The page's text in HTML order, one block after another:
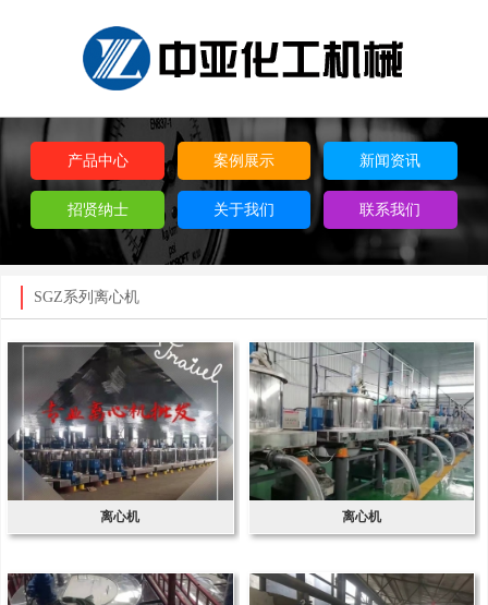
产品中心 案例展示 新闻资讯
招贤纳士 关于我们 联系我们
SGZ系列离心机
离心机 离心机